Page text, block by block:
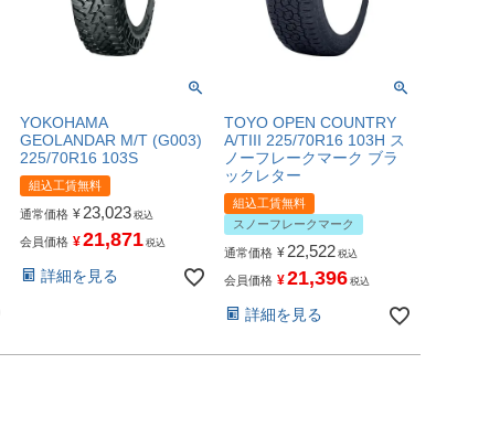
YOKOHAMA
GEOLANDAR M/T (G003)
225/70R16 103S
組込工賃無料
通常価格 ¥ 23,023 税込
会員価格 ¥21,871 税込
詳細を見る
TOYO OPEN COUNTRY
A/TIII 225/70R16 103H ス
ノーフレークマーク ブラ
ックレター
組込工賃無料
スノーフレークマーク
通常価格 ¥ 22,522 税込
会員価格 ¥21,396 税込
詳細を見る